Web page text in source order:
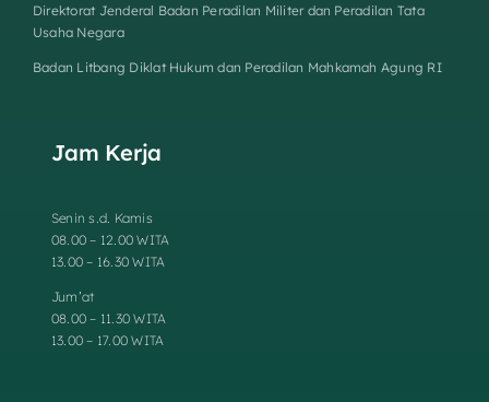
Direktorat Jenderal Badan Peradilan Militer dan Peradilan Tata
Usaha Negara
Badan Litbang Diklat Hukum dan Peradilan Mahkamah Agung RI
Jam Kerja
Senin s.d. Kamis
08.00 – 12.00 WITA
13.00 – 16.30 WITA
Jum’at
08.00 – 11.30 WITA
13.00 – 17.00 WITA